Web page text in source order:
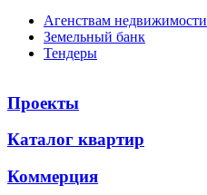
Агенствам недвижимости
Земельный банк
Тендеры
Проекты
Каталог квартир
Коммерция